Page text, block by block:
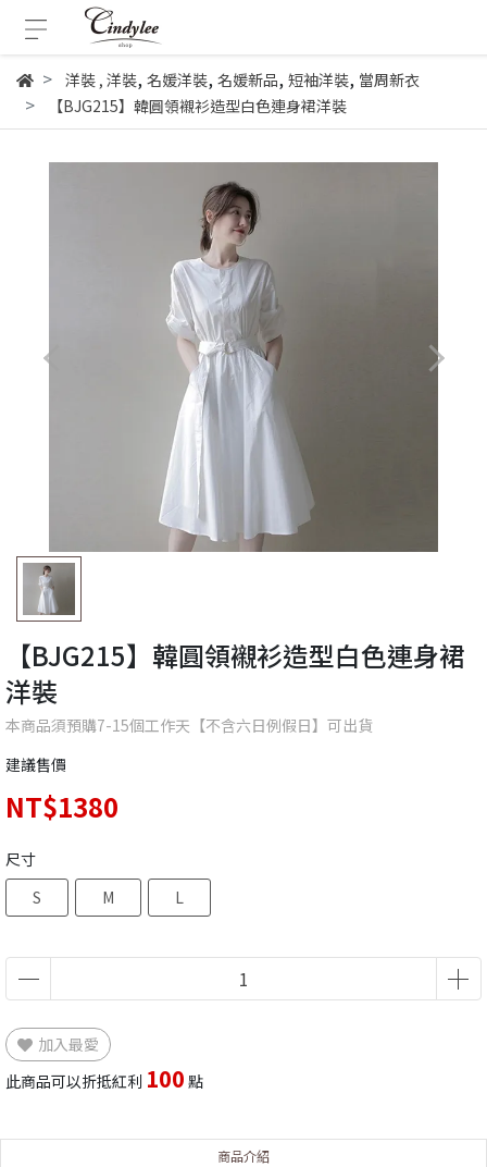
洋裝, 洋裝, 名媛洋裝, 名媛新品, 短袖洋裝, 當周新衣
【BJG215】韓圓領襯衫造型白色連身裙洋裝
【BJG215】韓圓領襯衫造型白色連身裙
洋裝
本商品須預購7-15個工作天【不含六日例假日】可出貨
建議售價
NT$1380
尺寸
S
M L
加入最愛
此商品可以折抵紅利 100 點
商品介紹